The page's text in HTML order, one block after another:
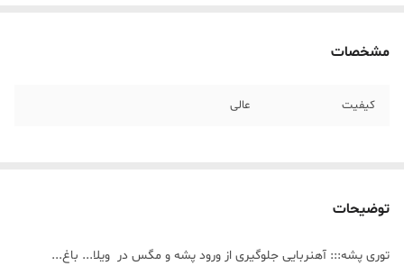
مشخصات
کیفیت عالی
توضیحات
توری پشه::: آهنربایی جلوگیری از ورود پشه و مگس در ویلا... باغ...